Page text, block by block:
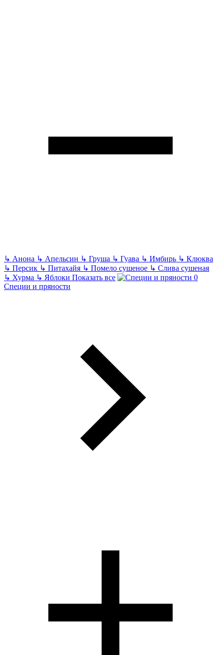
↳ Анона ↳ Апельсин ↳ Груша ↳ Гуава ↳ Имбирь ↳ Клюква
↳ Персик ↳ Питахайя ↳ Помело сушеное ↳ Слива сушеная
↳ Хурма ↳ Яблоки Показать все
Специи и пряности